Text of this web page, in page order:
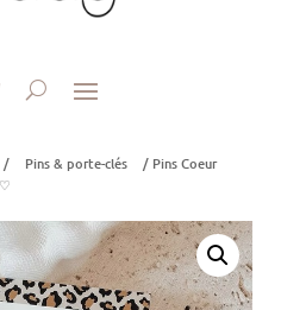
/ Pins & porte-clés
/ Pins Coeur